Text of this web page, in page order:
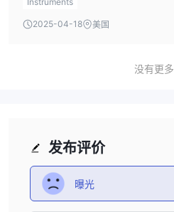
2025-04-18 美国
没有更
发布评价
曝光